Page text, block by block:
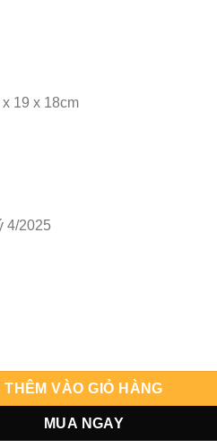
19 x 18cm
4/2025
THÊM VÀO GIỎ HÀNG
MUA NGAY